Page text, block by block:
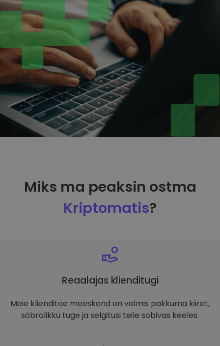
Miks ma peaksin ostma
Kriptomatis?
Reaalajas klienditugi
Meie klienditoe meeskond on valmis pakkuma kiiret,
sõbralikku tuge ja selgitusi teile sobivas keeles.